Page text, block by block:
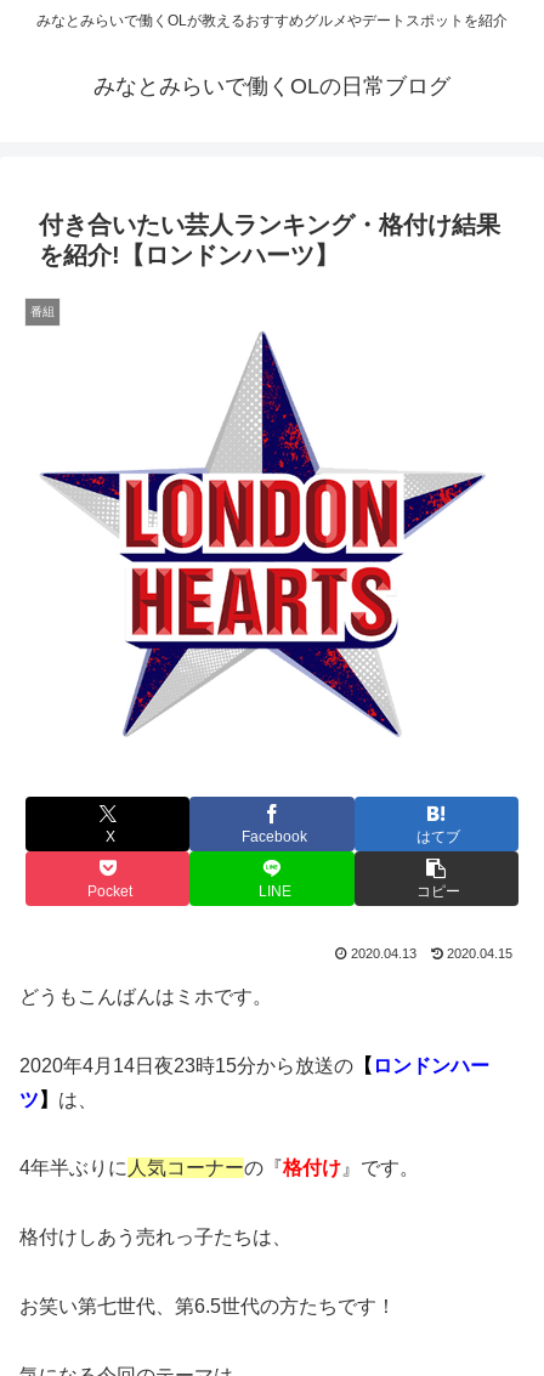
みなとみらいで働くOLが教えるおすすめグルメやデートスポットを紹介
みなとみらいで働くOLの日常ブログ
付き合いたい芸人ランキング・格付け結果
を紹介!【ロンドンハーツ】
番組
X Facebook はてブ
Pocket LINE コピー
2020.04.13 2020.04.15
どうもこんばんはミホです。
2020年4月14日夜23時15分から放送の 【 ロンドンハー
ツ 】 は、
4年半ぶりに 人気コーナーの『格付け 』です。
格付けしあう売れっ子たちは、
お笑い第七世代、第6.5世代の方たちです！